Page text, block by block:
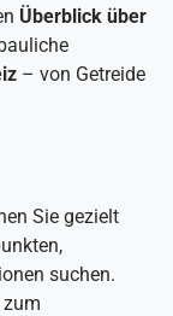
Überblick über
– von Getreide
Sie gezielt
suchen.